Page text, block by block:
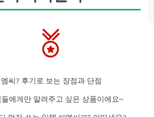
엠씨? 후기로 보는 장점과 단점
들에게만 알려주고 싶은 상품이에요~